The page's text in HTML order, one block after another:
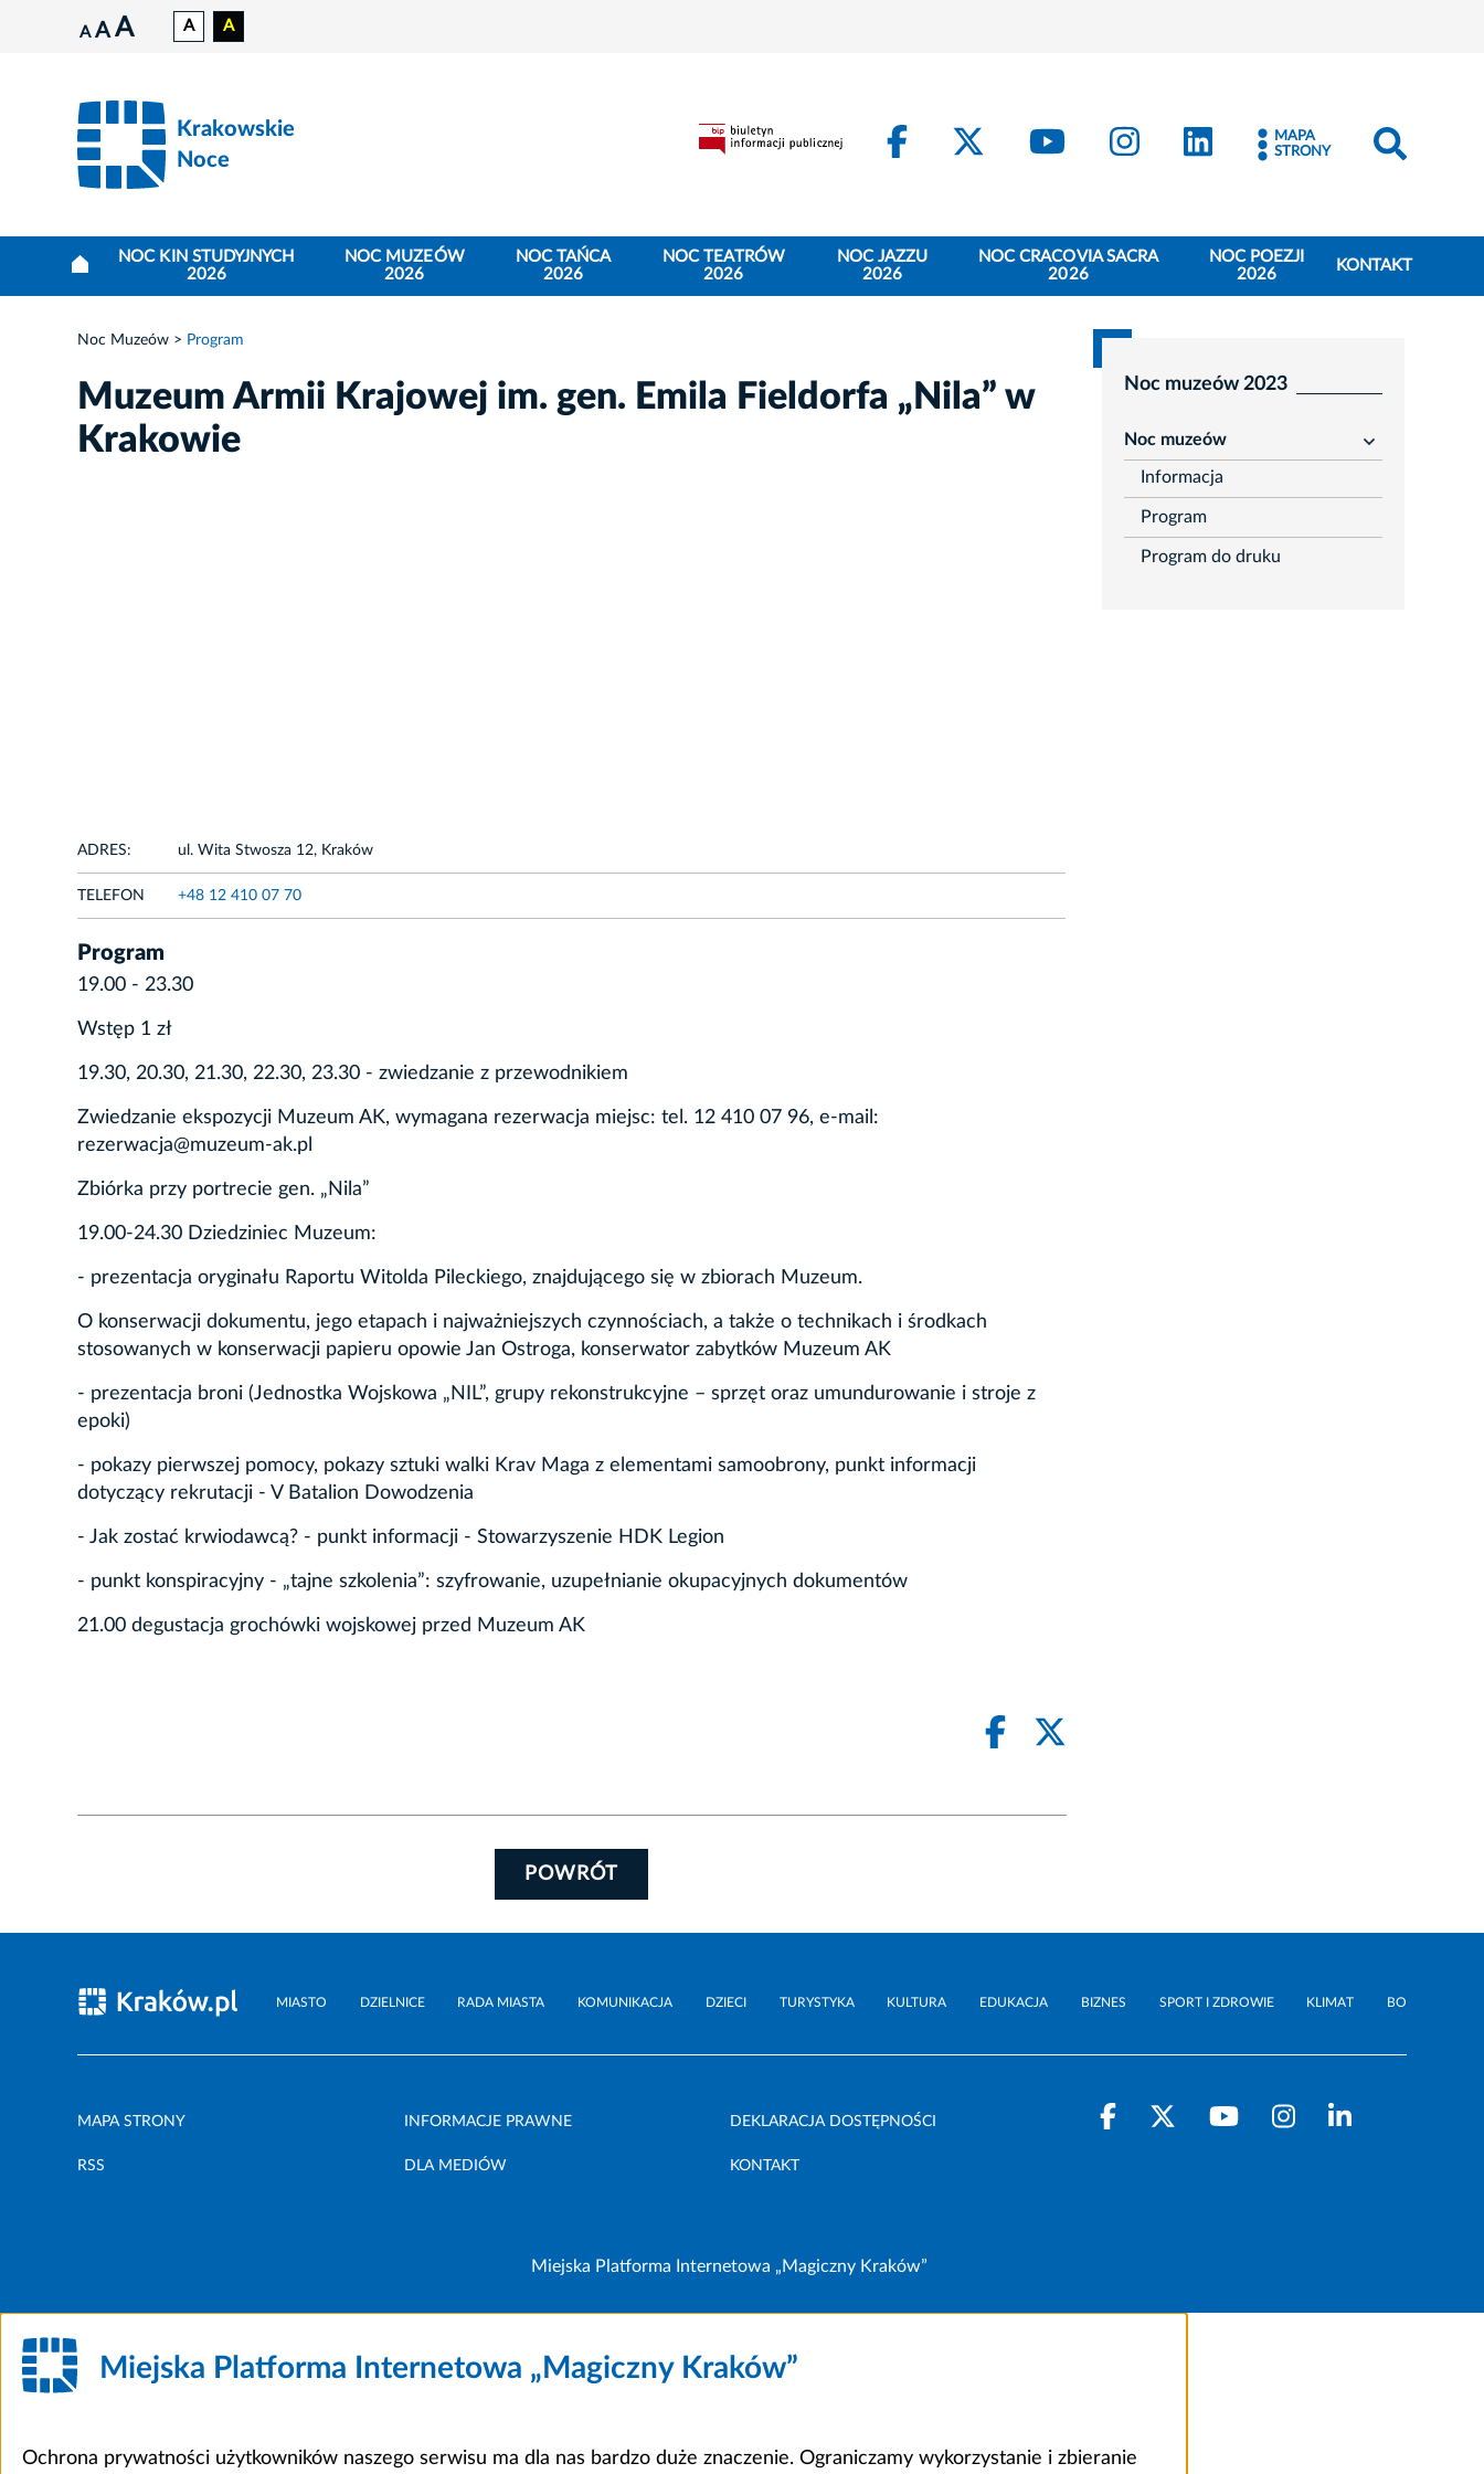
A A A A A
Krakowskie
Noce
FacebookKraków - X
Kraków - YouTube
Kraków - Instagram
Kraków - LinkedIn
MAPA
STRONY
NOC KIN STUDYJNYCH
2026
NOC MUZEÓW
2026
NOC TAŃCA
2026
NOC TEATRÓW
2026
NOC JAZZU
2026
NOC CRACOVIA SACRA
2026
NOC POEZJI
2026
KONTAKT
Noc Muzeów Program
Muzeum Armii Krajowej im. gen. Emila Fieldorfa „Nila” w
Krakowie
ADRES: ul. Wita Stwosza 12, Kraków
TELEFON +48 12 410 07 70
Program
19.00 - 23.30
Wstęp 1 zł
19.30, 20.30, 21.30, 22.30, 23.30 - zwiedzanie z przewodnikiem
Zwiedzanie ekspozycji Muzeum AK, wymagana rezerwacja miejsc: tel. 12 410 07 96, e-mail:
rezerwacja@muzeum-ak.pl
Zbiórka przy portrecie gen. „Nila”
19.00-24.30 Dziedziniec Muzeum:
- prezentacja oryginału Raportu Witolda Pileckiego, znajdującego się w zbiorach Muzeum.
O konserwacji dokumentu, jego etapach i najważniejszych czynnościach, a także o technikach i środkach
stosowanych w konserwacji papieru opowie Jan Ostroga, konserwator zabytków Muzeum AK
- prezentacja broni (Jednostka Wojskowa „NIL”, grupy rekonstrukcyjne – sprzęt oraz umundurowanie i stroje z
epoki)
- pokazy pierwszej pomocy, pokazy sztuki walki Krav Maga z elementami samoobrony, punkt informacji
dotyczący rekrutacji - V Batalion Dowodzenia
- Jak zostać krwiodawcą? - punkt informacji - Stowarzyszenie HDK Legion
- punkt konspiracyjny - „tajne szkolenia”: szyfrowanie, uzupełnianie okupacyjnych dokumentów
21.00 degustacja grochówki wojskowej przed Muzeum AK
POWRÓT
Noc muzeów 2023
Noc muzeów
rozwiń
Informacja
Program
Program do druku
MIASTO DZIELNICE RADA MIASTA KOMUNIKACJA DZIECI TURYSTYKA KULTURA EDUKACJA BIZNES SPORT I ZDROWIE KLIMAT BO
MAPA STRONY INFORMACJE PRAWNE DEKLARACJA DOSTĘPNOŚCI
RSS DLA MEDIÓW KONTAKT
Miejska Platforma Internetowa „Magiczny Kraków”
Miejska Platforma Internetowa „Magiczny Kraków”
Ochrona prywatności użytkowników naszego serwisu ma dla nas bardzo duże znaczenie. Ograniczamy wykorzystanie i zbieranie